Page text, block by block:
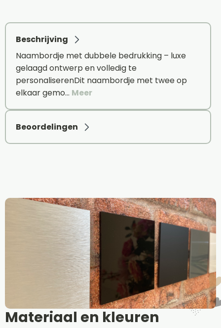
Beschrijving
Naambordje met dubbele bedrukking – luxe
gelaagd ontwerp en volledig te
personaliserenDit naambordje met twee op
elkaar gemo… Meer
Beoordelingen
Materiaal en kleuren